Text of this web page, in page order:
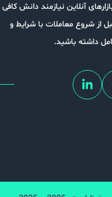
آنلاین نیازمند دانش کافی
از شروع معاملات با شرایط و
داشته باشید.